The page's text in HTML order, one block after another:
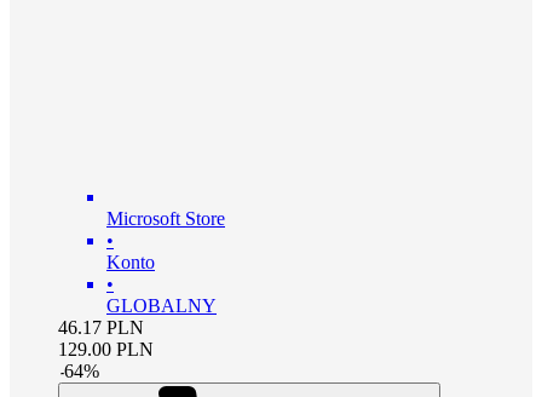
Microsoft Store
•
Konto
•
GLOBALNY
46.17 PLN
129.00 PLN
-64%